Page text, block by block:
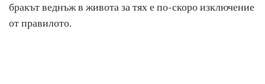
бракът веднъж в живота за тях е по-скоро изключение
от правилото.